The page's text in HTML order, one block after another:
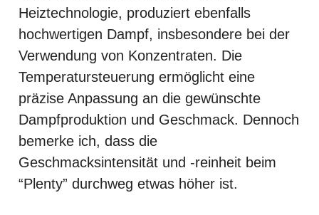
Heiztechnologie, produziert ebenfalls
hochwertigen Dampf, insbesondere bei der
Verwendung von Konzentraten. Die
Temperatursteuerung ermöglicht eine
präzise Anpassung an die gewünschte
Dampfproduktion und Geschmack. Dennoch
bemerke ich, dass die
Geschmacksintensität und -reinheit beim
“Plenty” durchweg etwas höher ist.